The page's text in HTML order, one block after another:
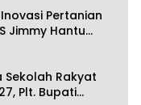
Pertanian
Jimmy Hantu
Sekolah Rakyat
Plt. Bupati